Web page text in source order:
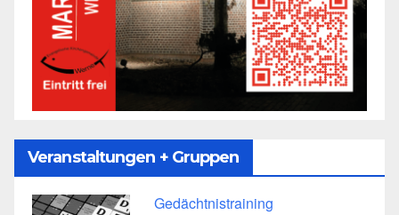
Veranstaltungen + Gruppen
Gedächtnistraining